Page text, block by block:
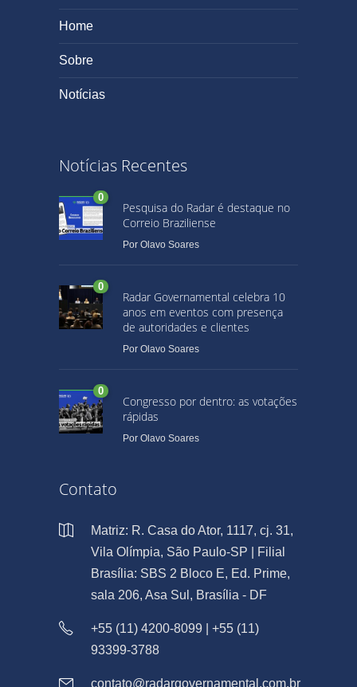
Home
Sobre
Notícias
Notícias Recentes
0
Pesquisa do Radar é destaque no
Correio Braziliense
Por Olavo Soares
0
Radar Governamental celebra 10
anos em eventos com presença
de autoridades e clientes
Por Olavo Soares
0
Congresso por dentro: as votações
rápidas
Por Olavo Soares
Contato
Matriz: R. Casa do Ator, 1117, cj. 31,
Vila Olímpia, São Paulo-SP | Filial
Brasília: SBS 2 Bloco E, Ed. Prime,
sala 206, Asa Sul, Brasília - DF
+55 (11) 4200-8099 | +55 (11)
93399-3788
contato@radargovernamental.com.br